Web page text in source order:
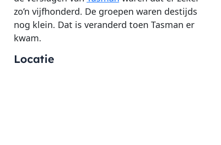
zo’n vijfhonderd. De groepen waren destijds
nog klein. Dat is veranderd toen Tasman er
kwam.
Locatie